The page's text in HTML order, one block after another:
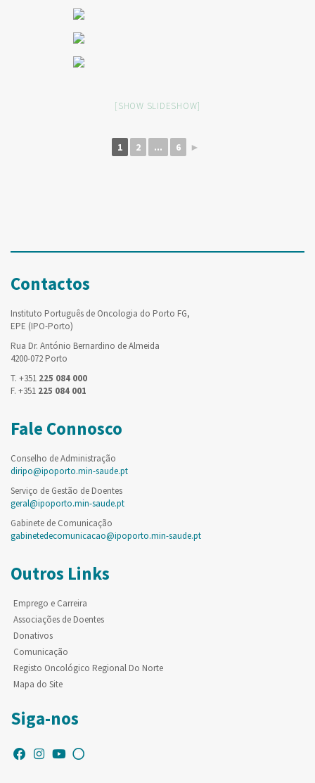
[SHOW SLIDESHOW]
1 2 ... 6 ►
Contactos
Instituto Português de Oncologia do Porto FG,
EPE (IPO-Porto)
Rua Dr. António Bernardino de Almeida
4200-072 Porto
T. +351 225 084 000
F. +351 225 084 001
Fale Connosco
Conselho de Administração
diripo@ipoporto.min-saude.pt
Serviço de Gestão de Doentes
geral@ipoporto.min-saude.pt
Gabinete de Comunicação
gabinetedecomunicacao@ipoporto.min-saude.pt
Outros Links
Emprego e Carreira
Associações de Doentes
Donativos
Comunicação
Registo Oncológico Regional Do Norte
Mapa do Site
Siga-nos